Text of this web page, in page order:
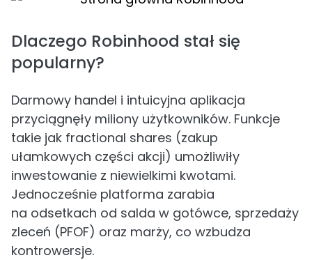
Dlaczego Robinhood stał się
popularny?
Darmowy handel i intuicyjna aplikacja
przyciągnęły miliony użytkowników. Funkcje
takie jak fractional shares (zakup
ułamkowych części akcji) umożliwiły
inwestowanie z niewielkimi kwotami.
Jednocześnie platforma zarabia
na odsetkach od salda w gotówce, sprzedaży
zleceń (PFOF) oraz marży, co wzbudza
kontrowersje.